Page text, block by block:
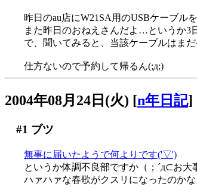
昨日のau店にW21SA用のUSBケーブル
また昨日のおねえさんだよ…というか3
で、聞いてみると、当該ケーブルはま
仕方ないので予約して帰るん(;д;)
2004年08月24日(火) [n年日記]
#1 ブツ
無事に届いたようで何よりです('▽')
というか体調不良部ですか（；´д⊂お大
ハァハァな春歌がクスリになったのか